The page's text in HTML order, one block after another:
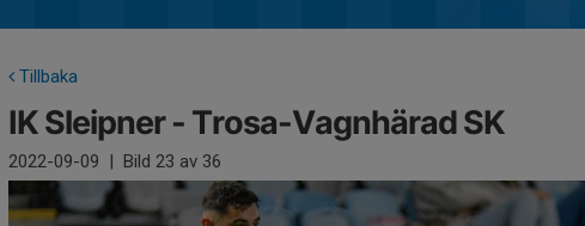
Tillbaka
IK Sleipner - Trosa-Vagnhärad SK
2022-09-09 | Bild 23 av 36